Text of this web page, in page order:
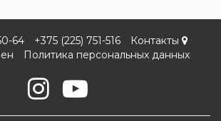
64 +375 (225) 751-516
Контакты
Политика персональных данных